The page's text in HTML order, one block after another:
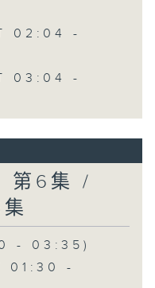
02:04 -
03:04 -
第6集 /
- 03:35)
01:30 -